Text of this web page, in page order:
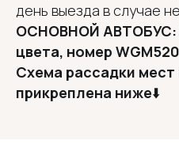
день выезда в случае
ОСНОВНОЙ АВТОБУС:
цвета, номер
Схема рассадки мест
прикреплена ниже⬇️